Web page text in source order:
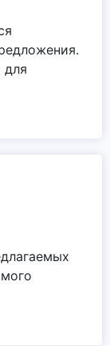
для